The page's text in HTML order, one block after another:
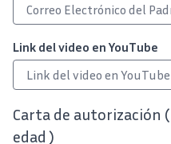
Link del video en YouTube
Carta de autorización
edad )